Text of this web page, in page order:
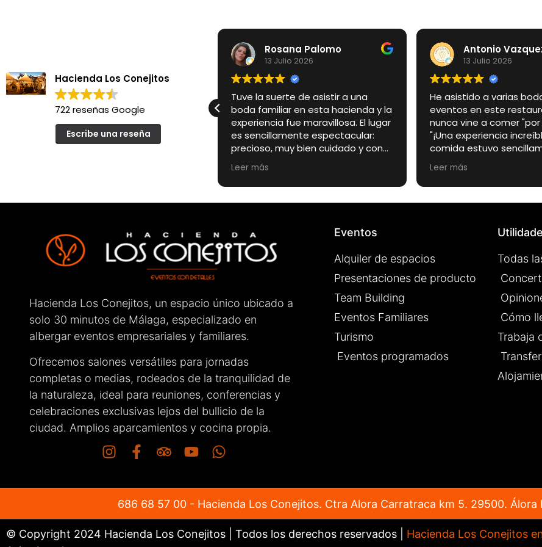
Hacienda Los Conejitos
722 reseñas Google
Escribe una reseña
Rosana Palomo
13 Julio 2026
Tuve la suerte de asistir a una
boda familiar en esta hacienda y la
experiencia fue maravillosa. El lugar
es sencillamente espectacular:
precioso, muy bien cuidado y con
un encanto especial que lo
convierte en el escenario perfecto
para un día tan importante.
Pero si algo quiero destacar
encargados de la finca. Desde el
primer momento fueron amables,
cercanos, atentos y muy
profesionales. Estuvieron
pendientes de cada detalle para
haciendo que tanto los novios
como los invitados nos sintiéramos
muy cómodos.
Sin duda, un lugar totalmente
recomendable para celebrar
cualquier evento. ¡Enhorabuena por
el gran trabajo que hacéis!
Leer más
Antonio
13 Julio 2026
He asistido a varias
eventos en este
nunca vine a comer "por
"¡Una experiencia
comida estuvo
espectacular, todo
su punto. El ambiente es
agradable, de esos
sientes a gusto desde
los camareros muy
Leer más
Hacienda Los Conejitos, un espacio único ubicado a
solo 30 minutos de Málaga, especializado en
albergar eventos empresariales y familiares.
Ofrecemos salones versátiles para jornadas
completas o medias, rodeados de la tranquilidad de
la naturaleza, ideal para reuniones, conferencias y
celebraciones exclusivas lejos del bullicio de la
ciudad. Amplios aparcamientos y cocina propia.
Eventos
Alquiler de espacios
Presentaciones de producto
Team Building
Eventos Familiares
Turismo
Eventos programados
Todas
Cómo
Trabaja
686 68 57 00 - Hacienda Los Conejitos. Ctra Alora Carratraca km 5. 29500. Álora
© Copyright 2024 Hacienda Los Conejitos | Todos los derechos reservados | Hacienda Los Conejitos